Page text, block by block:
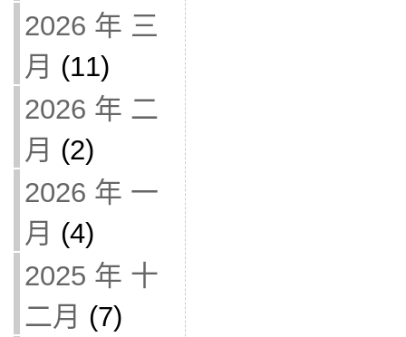
2026 年 三
月 (11)
2026 年 二
月 (2)
2026 年 一
月 (4)
2025 年 十
二月 (7)